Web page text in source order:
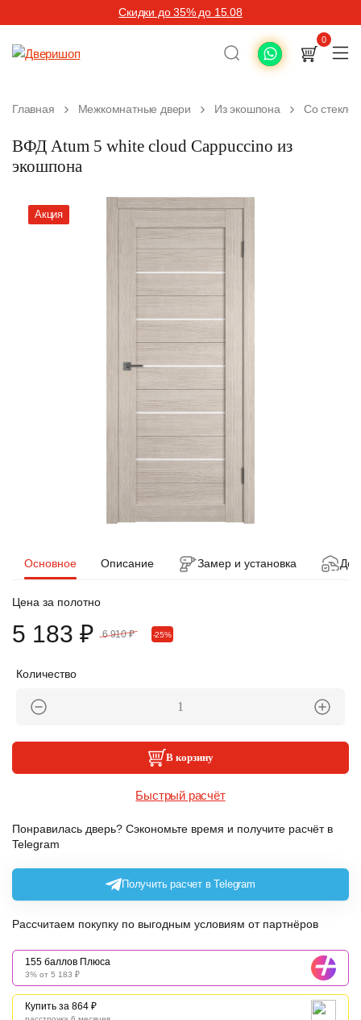
Скидки до 35% до 15.08
0
Главная Межкомнатные двери Из экошпона Со
ВФД Atum 5 white cloud Cappuccino из
экошпона
Акция
Основное Описание Замер и установка
Количество
Цена за полотно
5 183 ₽ 6 910 ₽ -25%
В корзину
Быстрый расчёт
Понравилась дверь? Сэкономьте время и получите расчёт в
Telegram
Получить расчет в Telegram
Рассчитаем покупку по выгодным условиям от партнёров
155 баллов Плюса
3% от 5 183 ₽
Купить за 864 ₽